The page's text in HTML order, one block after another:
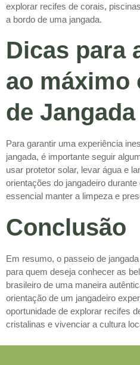
explorar recifes de corais,
a bordo de uma jangada.
Dicas para
ao máximo
de Jangada
Para garantir uma experiência
jangada, é importante seguir
usar protetor solar, levar água e
orientações do jangadeiro
essencial manter a limpeza e
Conclusão
Em resumo, o passeio de
para quem deseja conhecer as
brasileiro de uma maneira
orientação de um jangadeiro
oportunidade de explorar recifes
cristalinas e vivenciar a cultura